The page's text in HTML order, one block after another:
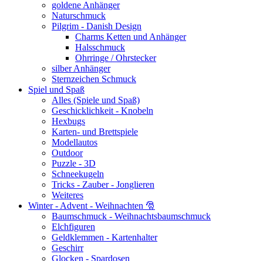
goldene Anhänger
Naturschmuck
Pilgrim - Danish Design
Charms Ketten und Anhänger
Halsschmuck
Ohrringe / Ohrstecker
silber Anhänger
Sternzeichen Schmuck
Spiel und Spaß
Alles (Spiele und Spaß)
Geschicklichkeit - Knobeln
Hexbugs
Karten- und Brettspiele
Modellautos
Outdoor
Puzzle - 3D
Schneekugeln
Tricks - Zauber - Jonglieren
Weiteres
Winter - Advent - Weihnachten 🎅
Baumschmuck - Weihnachtsbaumschmuck
Elchfiguren
Geldklemmen - Kartenhalter
Geschirr
Glocken - Spardosen